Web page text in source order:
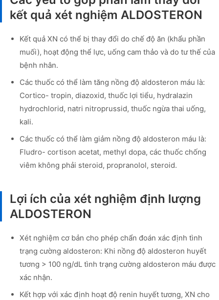
kết quả xét nghiệm ALDOSTERON
Kết quả XN có thể bị thay đổi do chế độ ăn (khẩu phần
muối), hoạt động thể lực, uống cam thảo và do tư thế của
bệnh nhân.
Các thuốc có thể làm tăng nồng độ aldosteron máu là:
Cortico- tropin, diazoxid, thuốc lợi tiểu, hydralazin
hydrochlorid, natri nitroprussid, thuốc ngừa thai uống,
kali.
Các thuốc có thể làm giảm nồng độ aldosteron máu là:
Fludro- cortison acetat, methyl dopa, các thuốc chống
viêm không phải steroid, propranolol, steroid.
Lợi ích của xét nghiệm định lượng
ALDOSTERON
Xét nghiệm cơ bản cho phép chẩn đoán xác định tình
trạng cường aldosteron: Khi nồng độ aldosteron huyết
tương > 100 ng/dL tình trạng cường aldosteron máu được
xác nhận.
Kết hợp với xác định hoạt độ renin huyết tương, XN cho